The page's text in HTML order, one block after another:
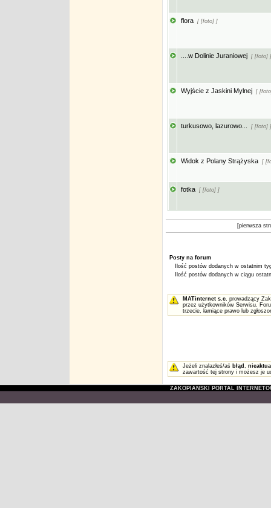
flora [ [foto] ]
....w Dolinie Juraniowej [ [foto] ]
Wyjście z Jaskini Mylnej [
turkusowo, lazurowo... [ [foto] ]
Widok z Polany Strążyska [
fotka [ [foto] ]
[pierwsza
Posty na forum
Ilość postów dodanych w ostatnim
Ilość postów dodanych w ciągu
MATinternet s.c. prowadzący
przez użytkowników Serwisu.
trzecie, łamiące prawo lub
Jeżeli znalazłeś/aś błąd ,
zawartość tej strony i możesz je
ZAKOPIAŃSKI PORTAL